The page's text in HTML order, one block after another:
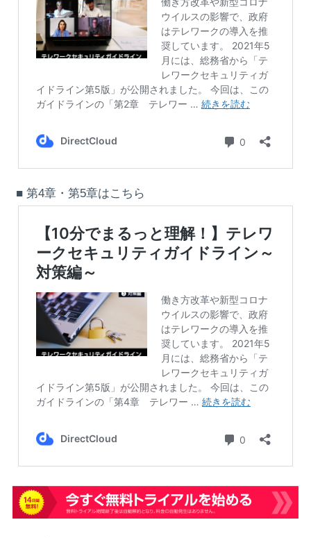
■ 第4章・第5章はこちら